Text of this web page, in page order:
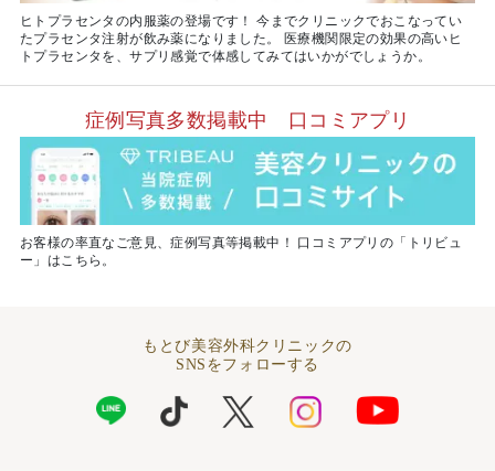
ヒトプラセンタの内服薬の登場です！ 今までクリニックでおこなってい
たプラセンタ注射が飲み薬になりました。 医療機関限定の効果の高いヒ
トプラセンタを、サプリ感覚で体感してみてはいかがでしょうか。
症例写真多数掲載中 口コミアプリ
お客様の率直なご意見、症例写真等掲載中！ 口コミアプリの「トリビュ
ー」はこちら。
もとび美容外科クリニックの
SNSをフォローする